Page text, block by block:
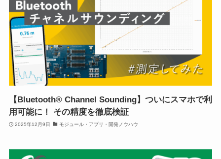
【Bluetooth® Channel Sounding】ついにスマホで利
用可能に！ その精度を徹底検証
2025年12月9日 モジュール・アプリ・開発ノウハウ